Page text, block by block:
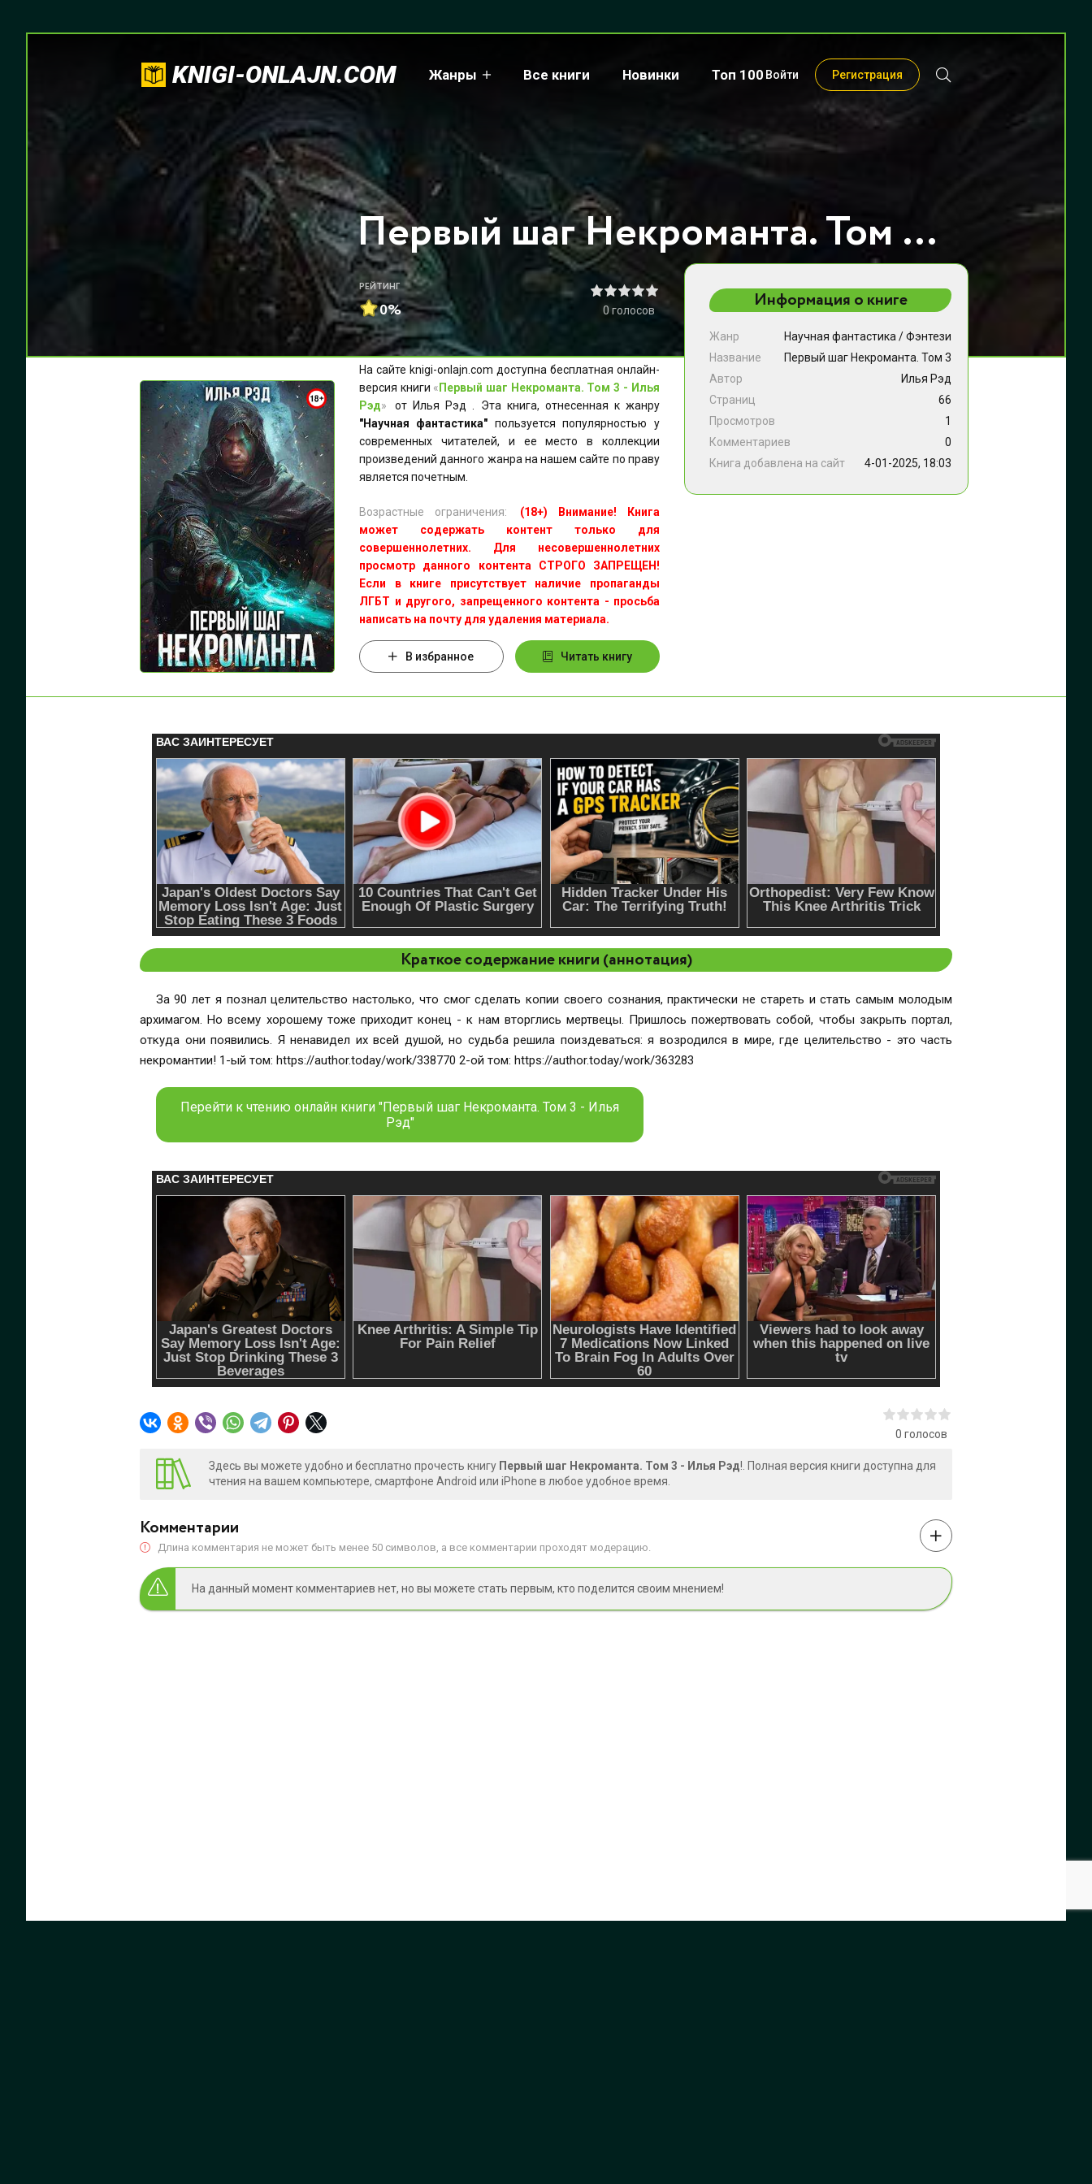
KNIGI-ONLAJN.COM Жанры Все книги Новинки Топ 100 Войти Регистрация
Первый шаг Некроманта. Том 3 - Илья Рэд
РЕЙТИНГ
0% 0 голосов
На сайте knigi-onlajn.com доступна бесплатная онлайн-
версия книги « Первый шаг Некроманта. Том 3 - Илья
Рэд»
от Илья Рэд . Эта книга, отнесенная к жанру
"Научная фантастика" пользуется популярностью у
современных читателей, и ее место в коллекции
произведений данного жанра на нашем сайте по праву
является почетным.
Возрастные ограничения:
(18+) Внимание! Книга
может содержать контент только для
совершеннолетних. Для несовершеннолетних
просмотр данного контента СТРОГО ЗАПРЕЩЕН!
Если в книге присутствует наличие пропаганды
ЛГБТ и другого, запрещенного контента - просьба
написать на почту для удаления материала.
В избранное Читать книгу
Информация о книге
Жанр Научная фантастика /Фэнтези
Название
Первый шаг Некроманта. Том 3
Автор
Илья Рэд
Страниц
66
Просмотров
1
Комментариев
0
Книга добавлена на сайт
4-01-2025, 18:03
Краткое содержание книги (аннотация)
За 90 лет я познал целительство настолько, что смог сделать копии своего сознания, практически не стареть и стать самым молодым
архимагом. Но всему хорошему тоже приходит конец - к нам вторглись мертвецы. Пришлось пожертвовать собой, чтобы закрыть портал,
откуда они появились. Я ненавидел их всей душой, но судьба решила поиздеваться: я возродился в мире, где целительство - это часть
некромантии! 1-ый том: https://author.today/work/338770 2-ой том: https://author.today/work/363283
Перейти к чтению онлайн книги "Первый шаг Некроманта. Том 3 - Илья
Рэд"
0 голосов
Здесь вы можете удобно и бесплатно прочесть книгу Первый шаг Некроманта. Том 3 - Илья Рэд!. Полная версия книги доступна для
чтения на вашем компьютере, смартфоне Android или iPhone в любое удобное время.
Комментарии
Длина комментария не может быть менее 50 символов, а все комментарии проходят модерацию.
На данный момент комментариев нет, но вы можете стать первым, кто поделится своим мнением!